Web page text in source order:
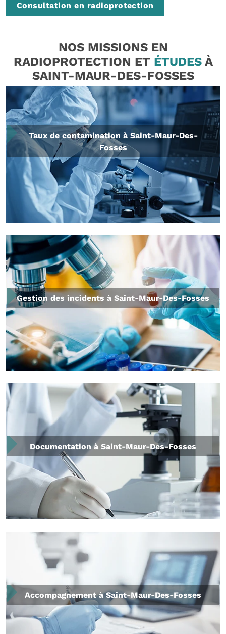
Consultation en radioprotection
NOS MISSIONS EN
RADIOPROTECTION ET ÉTUDESÀ
SAINT-MAUR-DES-FOSSES
Taux de contamination à Saint-Maur-Des-
Fosses
Gestion des incidents à Saint-Maur-Des-Fosses
Documentation à Saint-Maur-Des-Fosses
Accompagnement à Saint-Maur-Des-Fosses